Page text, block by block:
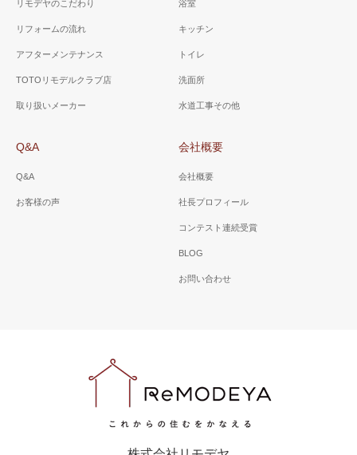
リモデヤのこだわり
リフォームの流れ
アフターメンテナンス
TOTOリモデルクラブ店
取り扱いメーカー
浴室
キッチン
トイレ
洗面所
水道工事その他
Q&A
Q&A
お客様の声
会社概要
会社概要
社長プロフィール
コンテスト連続受賞
BLOG
お問い合わせ